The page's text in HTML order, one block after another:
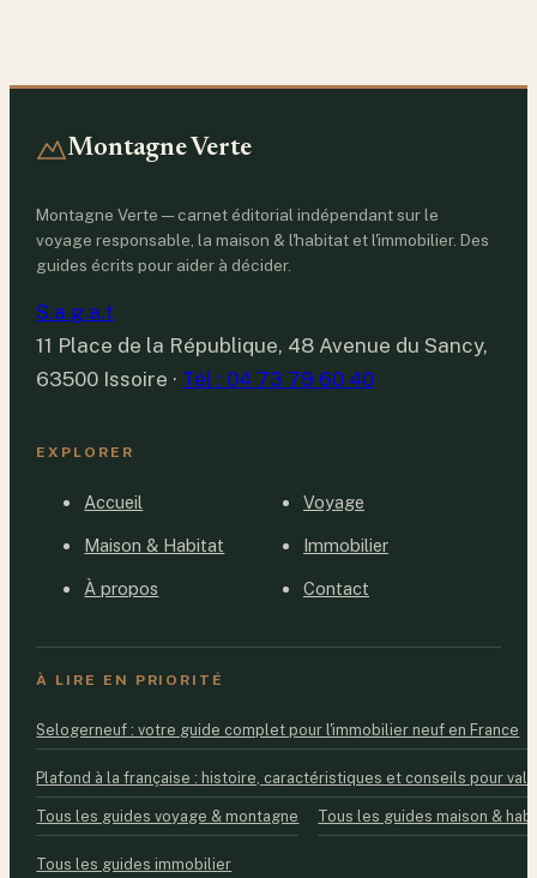
Montagne Verte
Montagne Verte — carnet éditorial indépendant sur le
voyage responsable, la maison & l'habitat et l'immobilier. Des
guides écrits pour aider à décider.
S.a.g.a.t
11 Place de la République, 48 Avenue du Sancy,
63500 Issoire · Tél : 04 73 79 60 40
EXPLORER
Accueil Voyage
Maison & Habitat Immobilier
À propos Contact
À LIRE EN PRIORITÉ
Selogerneuf : votre guide complet pour l'immobilier neuf en France
Plafond à la française : histoire, caractéristiques et conseils pour
Tous les guides voyage & montagne Tous les guides maison &
Tous les guides immobilier